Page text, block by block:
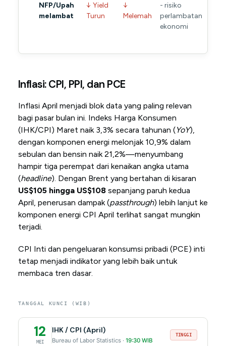
NFP/Upah
melambat
↓ Yield
Turun
↓
Melemah
- risiko
perlambatan
ekonomi
Inflasi: CPI, PPI, dan PCE
Inflasi April menjadi blok data yang paling relevan
bagi pasar bulan ini. Indeks Harga Konsumen
(IHK/CPI) Maret naik 3,3% secara tahunan (YoY),
dengan komponen energi melonjak 10,9% dalam
sebulan dan bensin naik 21,2%—menyumbang
hampir tiga perempat dari kenaikan angka utama
(headline). Dengan Brent yang bertahan di kisaran
US$105 hingga US$108sepanjang paruh kedua
April, penerusan dampak (passthrough) lebih lanjut ke
komponen energi CPI April terlihat sangat mungkin
terjadi.
CPI Inti dan pengeluaran konsumsi pribadi (PCE) inti
tetap menjadi indikator yang lebih baik untuk
membaca tren dasar.
TANGGAL KUNCI (WIB)
12
MEI
IHK / CPI (April)
Bureau of Labor Statistics · 19:30 WIB
TINGGI